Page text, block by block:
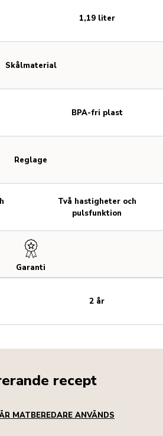
Skålmaterial
Reglage
Garanti
1,19 liter
BPA-fri plast
Två hastigheter och
pulsfunktion
2 år
recept
MATBEREDARE ANVÄNDS